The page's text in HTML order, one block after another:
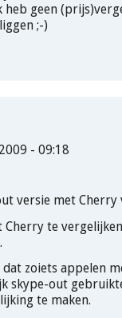
heb geen
;-)
- 09:18
versie met
Cherry te
zoiets appelen
skype-out
te maken.